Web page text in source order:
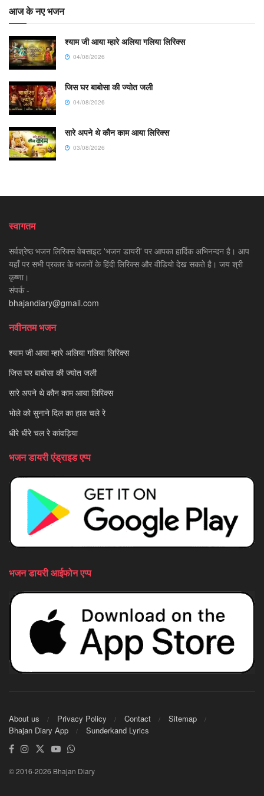
आज के नए भजन
श्याम जी आया म्हारे अलिया गलिया लिरिक्स
04/08/2026
जिस घर बाबोसा की ज्योत जली
04/08/2026
सारे अपने थे कौन काम आया लिरिक्स
03/08/2026
स्वागतम
सर्वश्रेष्ठ भजन लिरिक्स वेबसाइट 'भजन डायरी' पर आपका हार्दिक अभिनन्दन है। आप
यहाँ पर सभी प्रकार के भजनों के हिंदी लिरिक्स और वीडियो देख सकते है। जय श्री
कृष्णा।
संपर्क -
bhajandiary@gmail.com
नवीनतम भजन
श्याम जी आया म्हारे अलिया गलिया लिरिक्स
जिस घर बाबोसा की ज्योत जली
सारे अपने थे कौन काम आया लिरिक्स
भोले को सुनाने दिल का हाल चले रे
धीरे धीरे चल रे कांवड़िया
भजन डायरी एंड्राइड एप्प
भजन डायरी आईफोन एप्प
About us Privacy Policy Contact
Sitemap
Bhajan Diary App
Sunderkand Lyrics
© 2016-2026 Bhajan Diary